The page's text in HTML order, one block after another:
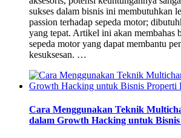
sukses dalam bisnis ini membutuhkan
passion terhadap sepeda motor;
yang tepat. Artikel ini akan membahas
sepeda motor yang dapat membantu
kesuksesan. …
Cara Menggunakan Teknik
dalam Growth Hacking untuk